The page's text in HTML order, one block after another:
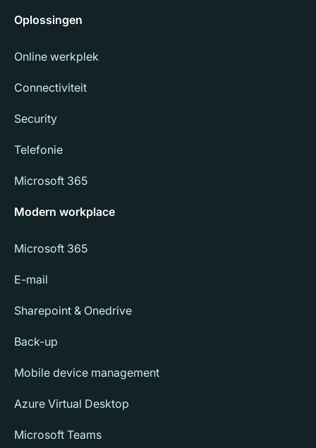
Oplossingen
Online werkplek
Connectiviteit
Security
Telefonie
Microsoft 365
Modern workplace
Microsoft 365
E-mail
Sharepoint & Onedrive
Back-up
Mobile device management
Azure Virtual Desktop
Microsoft Teams